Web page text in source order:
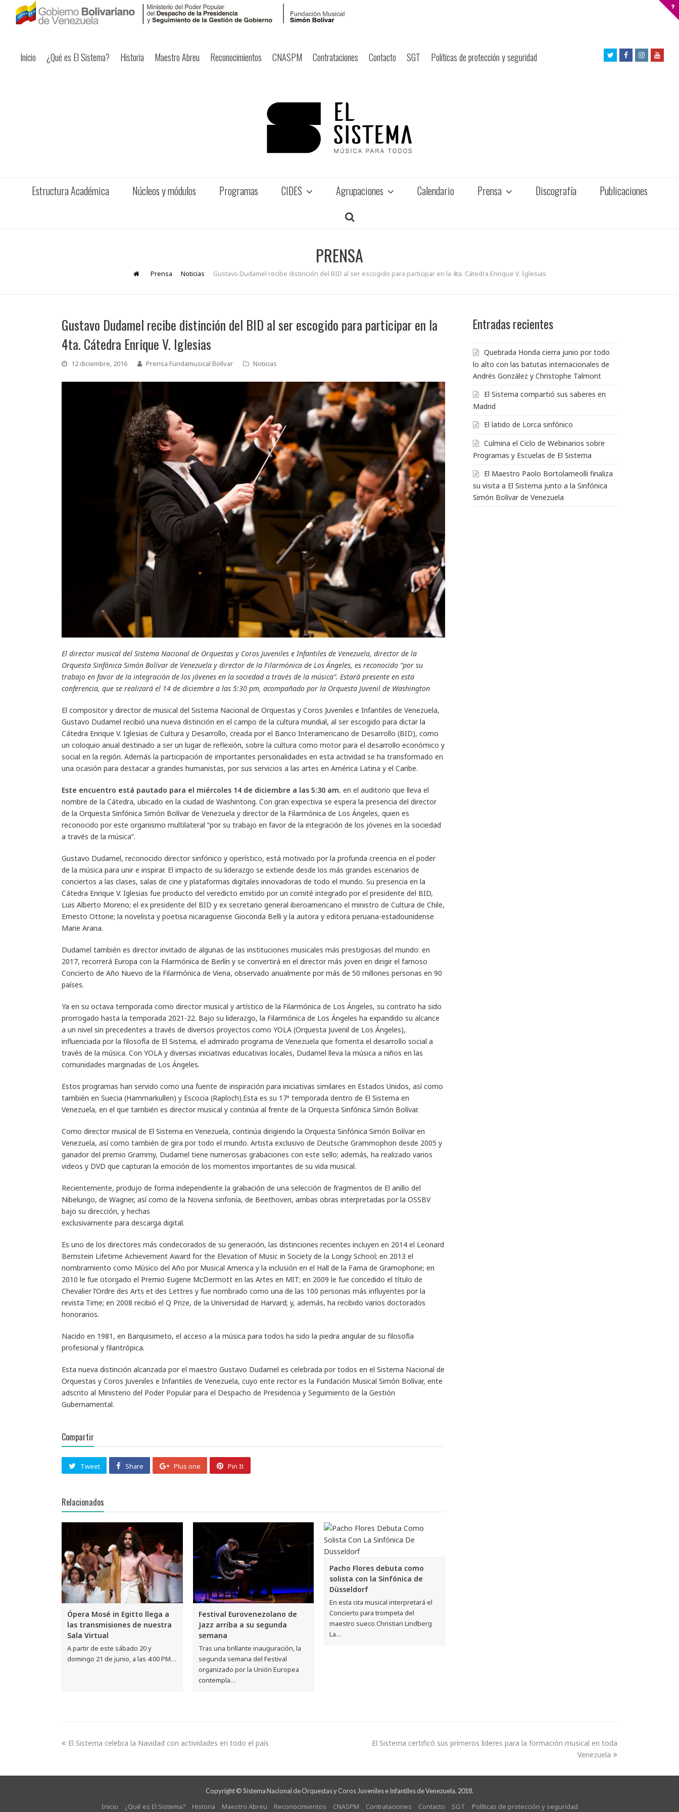
Inicio ¿Qué es El Sistema? Historia Maestro Abreu Reconocimientos CNASPM Contrataciones Contacto SGT Políticas de protección y seguridad
TwitterFacebookInstagram
Estructura Académica Núcleos y módulos Programas CIDES Agrupaciones Calendario Prensa Discografía Publicaciones
PRENSA
Prensa Noticias Gustavo Dudamel recibe distinción del BID al ser escogido para participar en la 4ta. Cátedra Enrique V. Iglesias
Gustavo Dudamel recibe distinción del BID al ser escogido para participar en la
4ta. Cátedra Enrique V. Iglesias
12 diciembre, 2016 Prensa Fundamusical Bolívar Noticias
El director musical del Sistema Nacional de Orquestas y Coros Juveniles e Infantiles de Venezuela, director de la
Orquesta Sinfónica Simón Bolívar de Venezuela y director de la Filarmónica de Los Ángeles, es reconocido “por su
trabajo en favor de la integración de los jóvenes en la sociedad a través de la música”. Estará presente en esta
conferencia, que se realizará el 14 de diciembre a las 5:30 pm, acompañado por la Orquesta Juvenil de Washington
El compositor y director de musical del Sistema Nacional de Orquestas y Coros Juveniles e Infantiles de Venezuela,
Gustavo Dudamel recibió una nueva distinción en el campo de la cultura mundial, al ser escogido para dictar la
Cátedra Enrique V. Iglesias de Cultura y Desarrollo, creada por el Banco Interamericano de Desarrollo (BID), como
un coloquio anual destinado a ser un lugar de reflexión, sobre la cultura como motor para el desarrollo económico y
social en la región. Además la participación de importantes personalidades en esta actividad se ha transformado en
una ocasión para destacar a grandes humanistas, por sus servicios a las artes en América Latina y el Caribe.
Este encuentro está pautado para el miércoles 14 de diciembre a las 5:30 am. en el auditorio que lleva el
nombre de la Cátedra, ubicado en la ciudad de Washintong. Con gran expectiva se espera la presencia del director
de la Orquesta Sinfónica Simón Bolívar de Venezuela y director de la Filarmónica de Los Ángeles, quien es
reconocido por este organismo multilateral “por su trabajo en favor de la integración de los jóvenes en la sociedad
a través de la música”.
Gustavo Dudamel, reconocido director sinfónico y operístico, está motivado por la profunda creencia en el poder
de la música para unir e inspirar. El impacto de su liderazgo se extiende desde los más grandes escenarios de
conciertos a las clases, salas de cine y plataformas digitales innovadoras de todo el mundo. Su presencia en la
Cátedra Enrique V. Iglesias fue producto del veredicto emitido por un comité integrado por el presidente del BID,
Luis Alberto Moreno; el ex presidente del BID y ex secretario general iberoamericano el ministro de Cultura de Chile,
Ernesto Ottone; la novelista y poetisa nicaragüense Gioconda Belli y la autora y editora peruana-estadounidense
Marie Arana.
Dudamel también es director invitado de algunas de las instituciones musicales más prestigiosas del mundo: en
2017, recorrerá Europa con la Filarmónica de Berlín y se convertirá en el director más joven en dirigir el famoso
Concierto de Año Nuevo de la Filarmónica de Viena, observado anualmente por más de 50 millones personas en 90
países.
Ya en su octava temporada como director musical y artístico de la Filarmónica de Los Ángeles, su contrato ha sido
prorrogado hasta la temporada 2021-22. Bajo su liderazgo, la Filarmónica de Los Ángeles ha expandido su alcance
a un nivel sin precedentes a través de diversos proyectos como YOLA (Orquesta Juvenil de Los Ángeles),
influenciada por la filosofía de El Sistema, el admirado programa de Venezuela que fomenta el desarrollo social a
través de la música. Con YOLA y diversas iniciativas educativas locales, Dudamel lleva la música a niños en las
comunidades marginadas de Los Ángeles.
Estos programas han servido como una fuente de inspiración para iniciativas similares en Estados Unidos, así como
también en Suecia (Hammarkullen) y Escocia (Raploch).Esta es su 17ª temporada dentro de El Sistema en
Venezuela, en el que también es director musical y continúa al frente de la Orquesta Sinfónica Simón Bolívar.
Como director musical de El Sistema en Venezuela, continúa dirigiendo la Orquesta Sinfónica Simón Bolívar en
Venezuela, así como también de gira por todo el mundo. Artista exclusivo de Deutsche Grammophon desde 2005 y
ganador del premio Grammy, Dudamel tiene numerosas grabaciones con este sello; además, ha realizado varios
videos y DVD que capturan la emoción de los momentos importantes de su vida musical.
Recientemente, produjo de forma independiente la grabación de una selección de fragmentos de El anillo del
Nibelungo, de Wagner, así como de la Novena sinfonía, de Beethoven, ambas obras interpretadas por la OSSBV
bajo su dirección, y hechas
exclusivamente para descarga digital.
Es uno de los directores más condecorados de su generación, las distinciones recientes incluyen en 2014 el Leonard
Bernstein Lifetime Achievement Award for the Elevation of Music in Society de la Longy School; en 2013 el
nombramiento como Músico del Año por Musical America y la inclusión en el Hall de la Fama de Gramophone; en
2010 le fue otorgado el Premio Eugene McDermott en las Artes en MIT; en 2009 le fue concedido el título de
Chevalier l’Ordre des Arts et des Lettres y fue nombrado como una de las 100 personas más influyentes por la
revista Time; en 2008 recibió el Q Prize, de la Universidad de Harvard; y, además, ha recibido varios doctorados
honorarios.
Nacido en 1981, en Barquisimeto, el acceso a la música para todos ha sido la piedra angular de su filosofía
profesional y filantrópica.
Esta nueva distinción alcanzada por el maestro Gustavo Dudamel es celebrada por todos en el Sistema Nacional de
Orquestas y Coros Juveniles e Infantiles de Venezuela, cuyo ente rector es la Fundación Musical Simón Bolívar, ente
adscrito al Ministerio del Poder Popular para el Despacho de Presidencia y Seguimiento de la Gestión
Gubernamental.
Compartir
Tweet Share Plus one Pin It
Relacionados
Ópera Mosé in Egitto llega a
las transmisiones de nuestra
Sala Virtual
A partir de este sábado 20 y
domingo 21 de junio, a las 4:00 PM…
Festival Eurovenezolano de
Jazz arriba a su segunda
semana
Tras una brillante inauguración, la
segunda semana del Festival
organizado por la Unión Europea
contempla…
Pacho Flores debuta como
solista con la Sinfónica de
Düsseldorf
En esta cita musical interpretará el
Concierto para trompeta del
maestro sueco Christian Lindberg
La…
Entradas recientes
Quebrada Honda cierra junio por todo
lo alto con las batutas internacionales de
Andrés González y Christophe Talmont
El Sistema compartió sus saberes en
Madrid
El latido de Lorca sinfónico
Culmina el Ciclo de Webinarios sobre
Programas y Escuelas de El Sistema
El Maestro Paolo Bortolameolli finaliza
su visita a El Sistema junto a la Sinfónica
Simón Bolívar de Venezuela
El Sistema celebra la Navidad con actividades en todo el país
El Sistema certificó sus primeros líderes para la formación musical en toda
Venezuela
Copyright © Sistema Nacional de Orquestas y Coros Juveniles e Infantiles de Venezuela. 2018.
Inicio ¿Qué es El Sistema? Historia Maestro Abreu Reconocimientos CNASPM Contrataciones Contacto SGT Políticas de protección y seguridad